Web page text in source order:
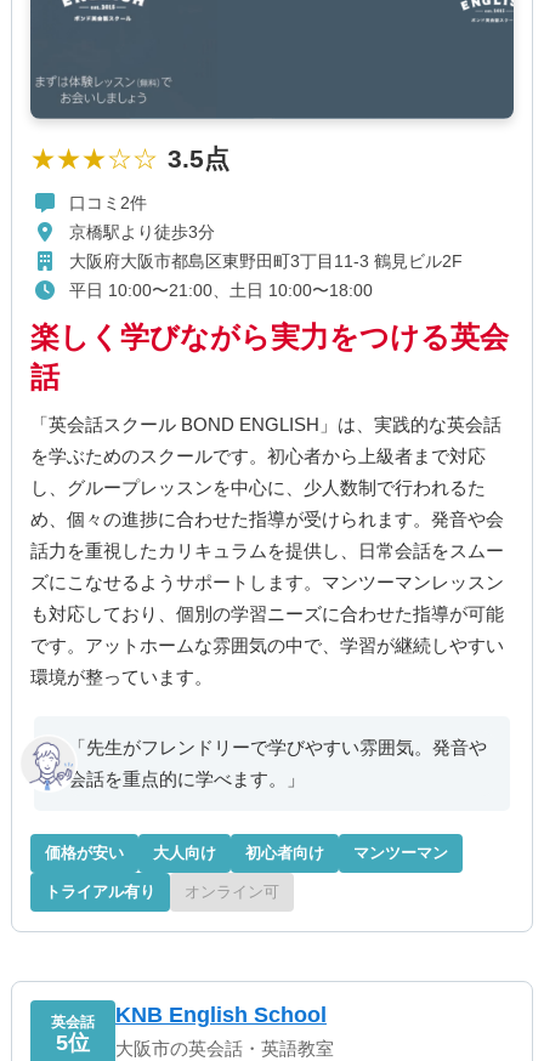
★★★☆☆ 3.5点
口コミ2件
京橋駅より徒歩3分
大阪府大阪市都島区東野田町3丁目11-3 鶴見ビル2F
平日 10:00〜21:00、土日 10:00〜18:00
楽しく学びながら実力をつける英会
話
「英会話スクール BOND ENGLISH」は、実践的な英会話
を学ぶためのスクールです。初心者から上級者まで対応
し、グループレッスンを中心に、少人数制で行われるた
め、個々の進捗に合わせた指導が受けられます。発音や会
話力を重視したカリキュラムを提供し、日常会話をスムー
ズにこなせるようサポートします。マンツーマンレッスン
も対応しており、個別の学習ニーズに合わせた指導が可能
です。アットホームな雰囲気の中で、学習が継続しやすい
環境が整っています。
「先生がフレンドリーで学びやすい雰囲気。発音や
会話を重点的に学べます。」
価格が安い 大人向け 初心者向け マンツーマン
トライアル有り オンライン可
英会話
5位
KNB English School
大阪市の英会話・英語教室